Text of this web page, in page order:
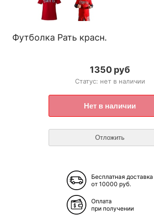
Футболка Рать красн.
1350 руб
Статус: нет в наличии
Бесплатная доставка
от 10000 руб.
Оплата
при получении